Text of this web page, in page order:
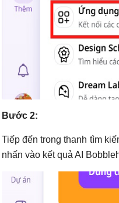
Bước 2:
Tiếp đến trong thanh tìm
nhấn vào kết quả AI